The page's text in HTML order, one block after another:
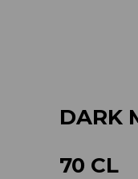
DARK
70 CL